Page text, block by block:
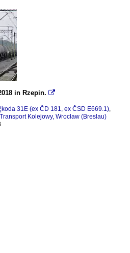
in Rzepin. 
31E (ex ČD 181, ex ČSD E669.1),
Kolejowy, Wrocław (Breslau)